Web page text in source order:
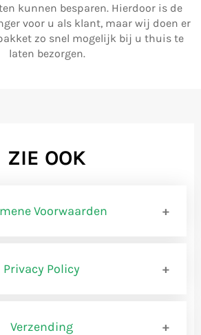
kunnen besparen. Hierdoor is de
voor u als klant, maar wij doen er
zo snel mogelijk bij u thuis te
laten bezorgen.
ZIE OOK
Voorwaarden
Privacy Policy
Verzending